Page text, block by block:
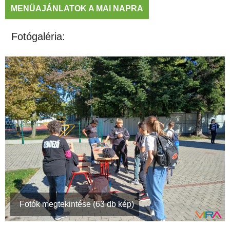
MENÜAJÁNLATOK A MAI NAPRA
Fotógaléria:
Fotók megtekintése (63 db kép)